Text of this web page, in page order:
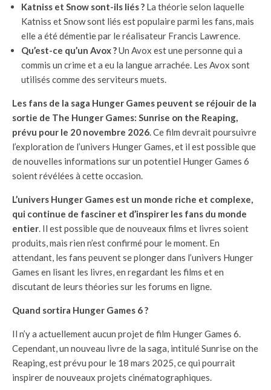
Katniss et Snow sont-ils liés ? La théorie selon laquelle
Katniss et Snow sont liés est populaire parmi les fans, mais
elle a été démentie par le réalisateur Francis Lawrence.
Qu’est-ce qu’un Avox ?Un Avox est une personne qui a
commis un crime et a eu la langue arrachée. Les Avox sont
utilisés comme des serviteurs muets.
Les fans de la saga Hunger Games peuvent se réjouir de la
sortie de The Hunger Games: Sunrise on the Reaping,
prévu pour le 20 novembre 2026. Ce film devrait poursuivre
l’exploration de l’univers Hunger Games, et il est possible que
de nouvelles informations sur un potentiel Hunger Games 6
soient révélées à cette occasion.
L’univers Hunger Games est un monde riche et complexe,
qui continue de fasciner et d’inspirer les fans du monde
entier. Il est possible que de nouveaux films et livres soient
produits, mais rien n’est confirmé pour le moment. En
attendant, les fans peuvent se plonger dans l’univers Hunger
Games en lisant les livres, en regardant les films et en
discutant de leurs théories sur les forums en ligne.
Quand sortira Hunger Games 6 ?
Il n’y a actuellement aucun projet de film Hunger Games 6.
Cependant, un nouveau livre de la saga, intitulé Sunrise on the
Reaping, est prévu pour le 18 mars 2025, ce qui pourrait
inspirer de nouveaux projets cinématographiques.